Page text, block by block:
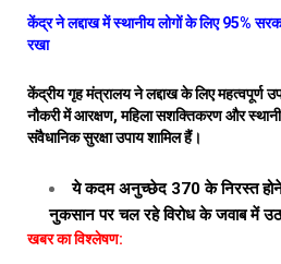
केंद्र ने लद्दाख में स्थानीय लोगों के लिए 95%
रखा
केंद्रीय गृह मंत्रालय ने लद्दाख के लिए महत्वपूर्ण
नौकरी में आरक्षण, महिला सशक्तिकरण और
संवैधानिक सुरक्षा उपाय शामिल हैं।
ये कदम अनुच्छेद 370 के निरस्त होने
नुकसान पर चल रहे विरोध के जवाब में
खबर का विश्लेषण: